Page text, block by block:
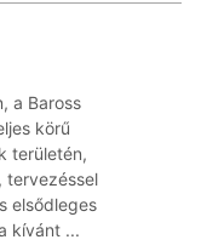
a Baross
körű
területén,
tervezéssel
elsődleges
kívánt ...